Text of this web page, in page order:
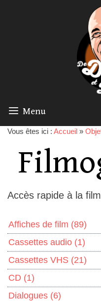
Menu
Vous êtes ici : Accueil »
Accès rapide à la
Affiches de film (89)
Cassettes audio (1)
Cassettes VHS (21)
CD (1)
Dialogues (6)